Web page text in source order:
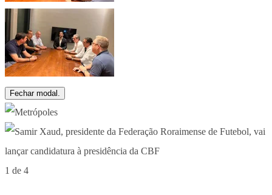
Fechar modal.
1 de 4